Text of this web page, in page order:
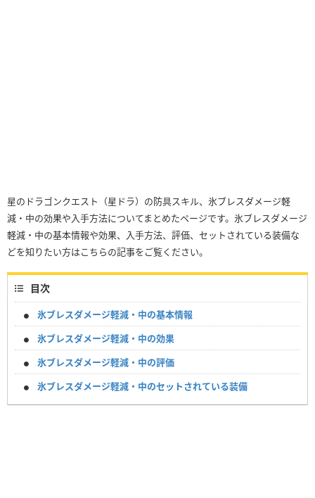
星のドラゴンクエスト（星ドラ）の防具スキル、氷ブレスダメージ軽
減・中の効果や入手方法についてまとめたページです。氷ブレスダメージ
軽減・中の基本情報や効果、入手方法、評価、セットされている装備な
どを知りたい方はこちらの記事をご覧ください。
目次
氷ブレスダメージ軽減・中の基本情報
氷ブレスダメージ軽減・中の効果
氷ブレスダメージ軽減・中の評価
氷ブレスダメージ軽減・中のセットされている装備